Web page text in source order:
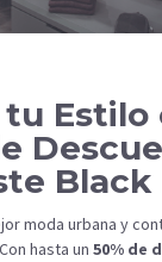
tu
Black
moda urbana y
hasta un 50% de